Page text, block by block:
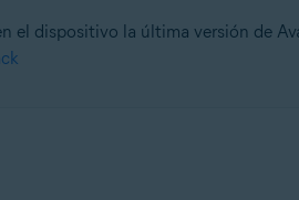
el dispositivo la última versión de